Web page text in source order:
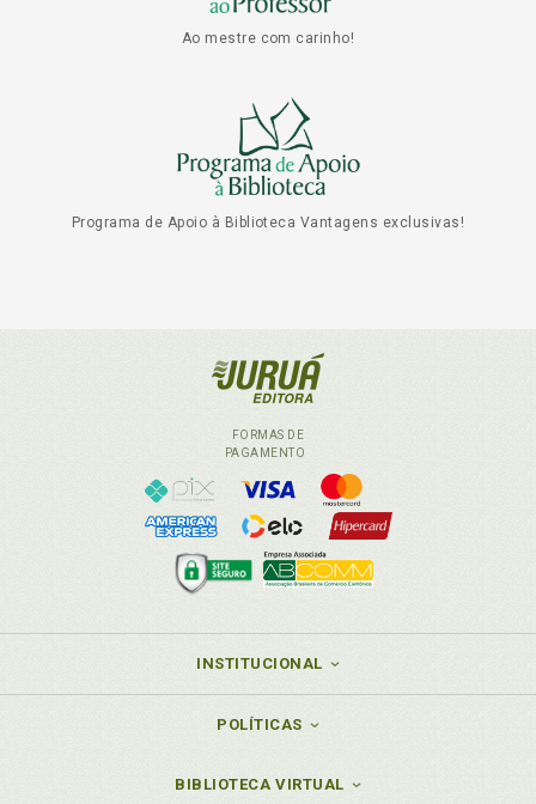
Ao mestre com carinho!
Programa de Apoio à Biblioteca Vantagens exclusivas!
FORMAS DE
PAGAMENTO
INSTITUCIONAL
POLÍTICAS
BIBLIOTECA VIRTUAL